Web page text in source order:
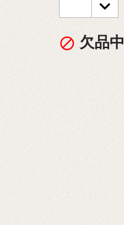
 欠品中